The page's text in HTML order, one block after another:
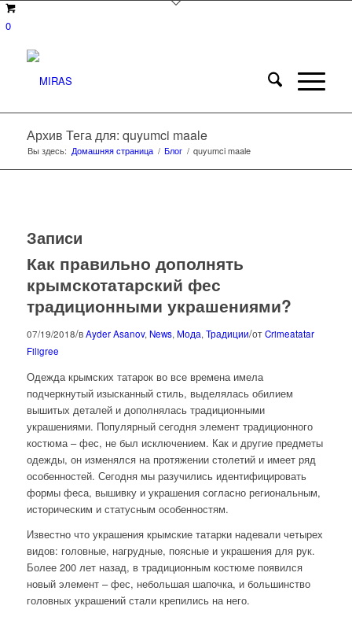
0
Архив Тега для: quyumci maale
Вы здесь: Домашняя страница / Блог / quyumci maale
Записи
Как правильно дополнять
крымскотатарский фес
традиционными украшениями?
07/19/2018/вAyder Asanov, News, Мода, Традиции/отCrimeatatar
Filigree
Одежда крымских татарок во все времена имела
подчеркнутый изысканный стиль, выделялась обилием
вышитых деталей и дополнялась традиционными
украшениями. Популярный сегодня элемент традиционного
костюма – фес, не был исключением. Как и другие предметы
одежды, он изменялся на протяжении столетий и имеет ряд
особенностей. Сегодня мы разучились идентифицировать
формы феса, вышивку и украшения согласно региональным,
историческим и статусным особенностям.
Известно что украшения крымские татарки надевали четырех
видов: головные, нагрудные, поясные и украшения для рук.
Более 200 лет назад, в традиционным костюме появился
новый элемент – фес, небольшая шапочка, и большинство
головных украшений стали крепились на него.